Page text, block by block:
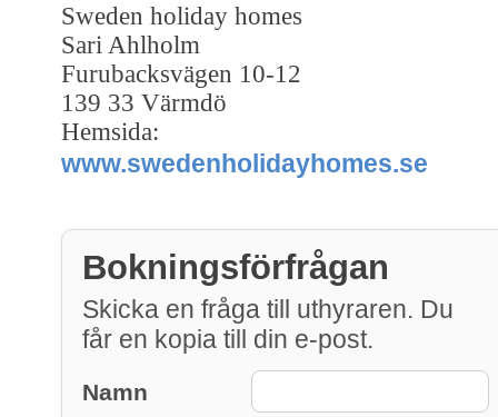
Sweden holiday homes
Sari Ahlholm
Furubacksvägen 10-12
139 33 Värmdö
Hemsida:
www.swedenholidayhomes.se
Bokningsförfrågan
Skicka en fråga till uthyraren. Du
får en kopia till din e-post.
Namn